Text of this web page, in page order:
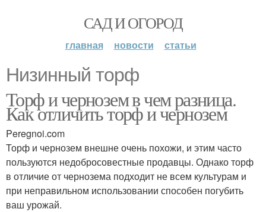
САД И ОГОРОД
главная новости статьи
Низинный торф
Торф и чернозем в чем разница.
Как отличить торф и чернозем
Peregnoi.com
Торф и чернозем внешне очень похожи, и этим часто
пользуются недобросовестные продавцы. Однако торф
в отличие от чернозема подходит не всем культурам и
при неправильном использовании способен погубить
ваш урожай.